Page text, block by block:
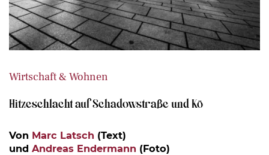
Wirtschaft & Wohnen
Hitzeschlacht auf Schadowstraße und Kö
Von Marc Latsch (Text)
und Andreas Endermann (Foto)